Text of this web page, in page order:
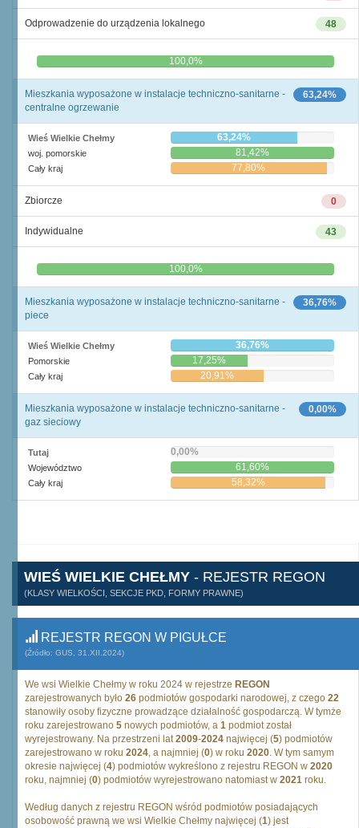
48
Odprowadzenie do urządzenia lokalnego
0,0% 100,0%
63,24%
Mieszkania wyposażone w instalacje techniczno-sanitarne -
centralne ogrzewanie
Wieś Wielkie Chełmy 63,24%
woj. pomorskie 81,42%
Cały kraj 77,80%
0
Zbiorcze
43
Indywidualne
0,0% 100,0%
36,76%
Mieszkania wyposażone w instalacje techniczno-sanitarne -
piece
Wieś Wielkie Chełmy 36,76%
Pomorskie 17,25%
Cały kraj 20,91%
0,00%
Mieszkania wyposażone w instalacje techniczno-sanitarne -
gaz sieciowy
Tutaj 0,00%
Województwo 61,60%
Cały kraj 58,32%
WIEŚ WIELKIE CHEŁMY - REJESTR REGON
(KLASY WIELKOŚCI, SEKCJE PKD, FORMY PRAWNE)
REJESTR REGON W PIGUŁCE
(Źródło: GUS, 31.XII.2024)
We wsi Wielkie Chełmy w roku 2024 w rejestrze REGON
zarejestrowanych było 26 podmiotów gospodarki narodowej, z czego 22
stanowiły osoby fizyczne prowadzące działalność gospodarczą. W tymże
roku zarejestrowano 5 nowych podmiotów, a 1 podmiot został
wyrejestrowany. Na przestrzeni lat2009-2024 najwięcej (5) podmiotów
zarejestrowano w roku 2024, a najmniej (0) w roku 2020. W tym samym
okresie najwięcej (4) podmiotów wykreślono z rejestru REGON w 2020
roku, najmniej (0) podmiotów wyrejestrowano natomiast w 2021 roku.
Według danych z rejestru REGON wśród podmiotów posiadających
osobowość prawną we wsi Wielkie Chełmy najwięcej (1) jest